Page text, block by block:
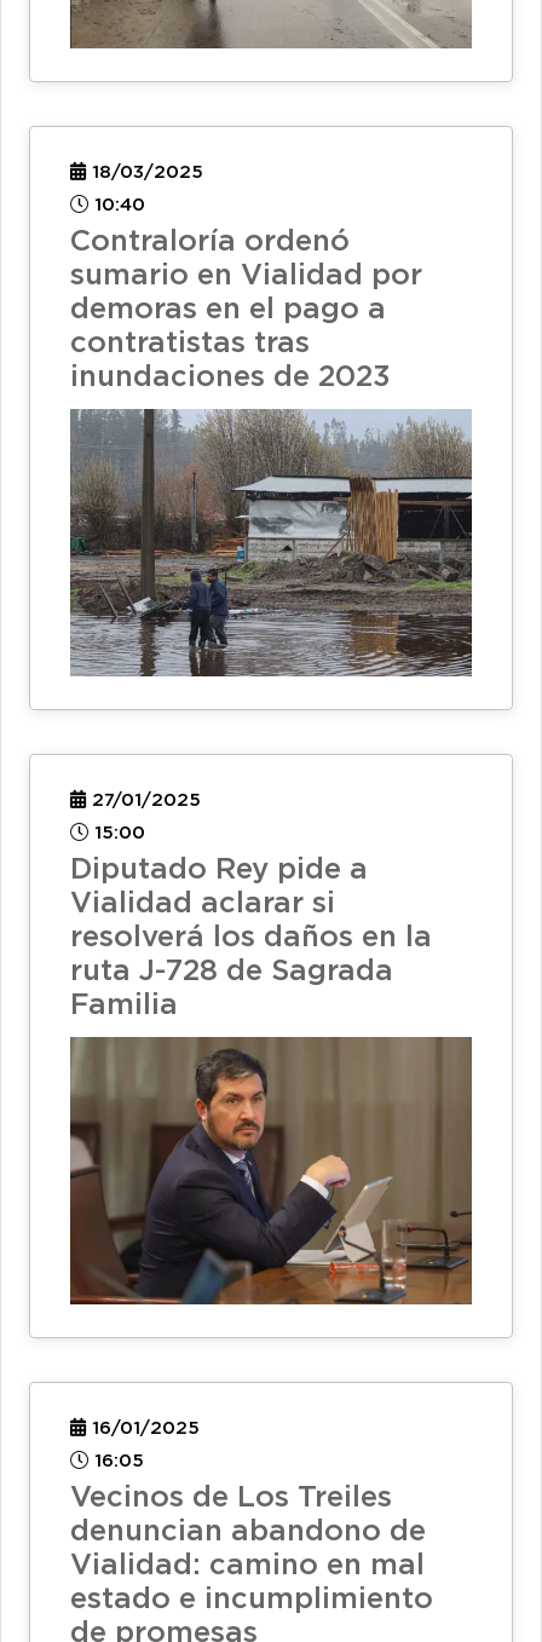
18/03/2025
10:40
Contraloría ordenó
sumario en Vialidad por
demoras en el pago a
contratistas tras
inundaciones de 2023
27/01/2025
15:00
Diputado Rey pide a
Vialidad aclarar si
resolverá los daños en la
ruta J-728 de Sagrada
Familia
16/01/2025
16:05
Vecinos de Los Treiles
denuncian abandono de
Vialidad: camino en mal
estado e incumplimiento
de promesas